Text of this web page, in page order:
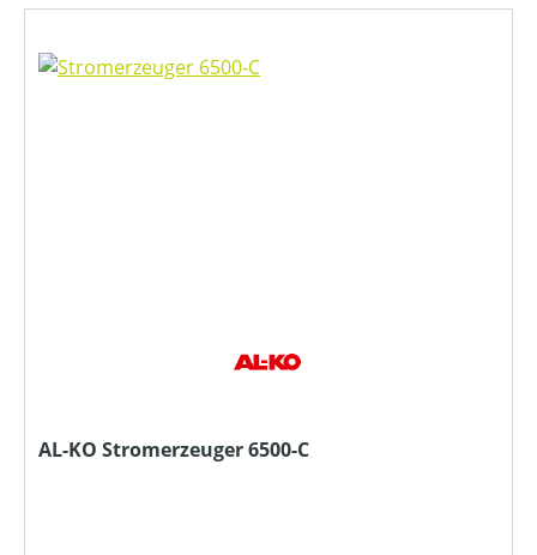
AL-KO Stromerzeuger 6500-C